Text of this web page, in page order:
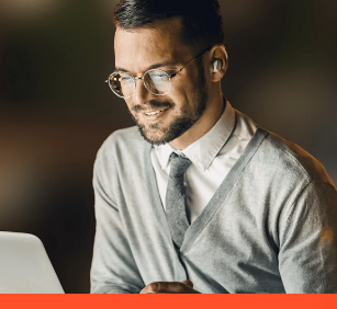
Подберем
подходящий тариф